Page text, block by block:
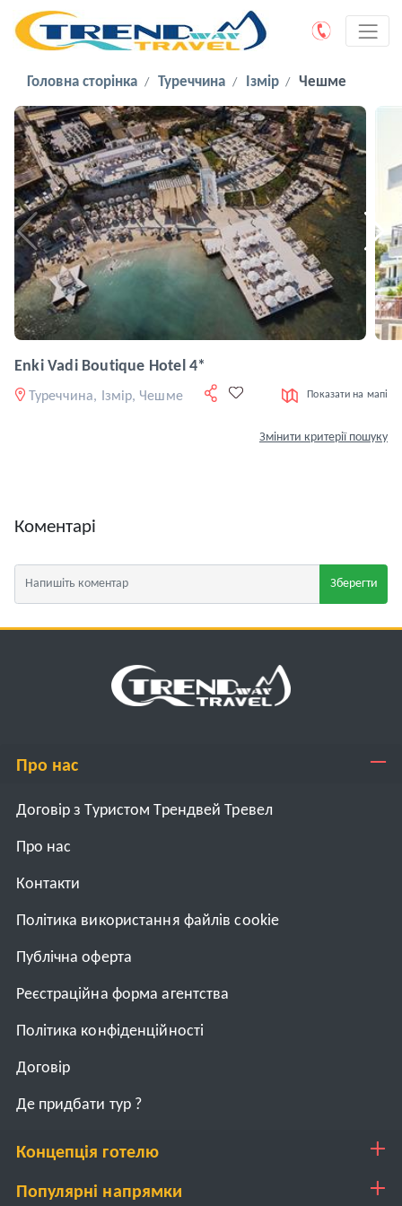
Головна сторінка Туреччина Ізмір Чешме
Enki Vadi Boutique Hotel 4*
Туреччина, Ізмір, Чешме Показати на мапі
Змінити критерії пошуку
Коментарі
Зберегти
Про нас
Договір з Туристом Трендвей Тревел
Про нас
Контакти
Політика використання файлів cookie
Публічна оферта
Реєстраційна форма агентства
Політика конфіденційності
Договiр
Де придбати тур ?
Концепція готелю
Популярні напрямки